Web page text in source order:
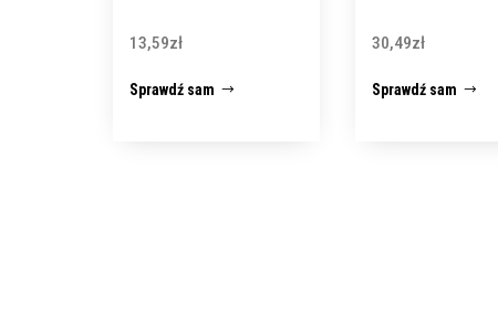
13,59zł
Sprawdź sam
30,49zł
Sprawdź sam